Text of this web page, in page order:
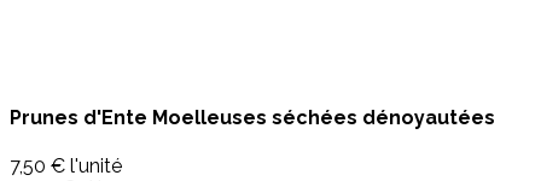
Prunes d'Ente Moelleuses séchées dénoyautées
7,50 € l'unité